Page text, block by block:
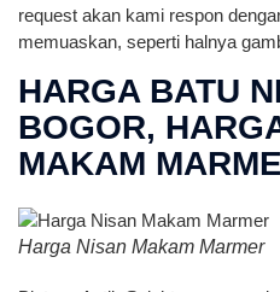
request akan kami respon
memuaskan, seperti halnya
HARGA BATU
BOGOR,
MAKAM
Harga Nisan Makam Marmer